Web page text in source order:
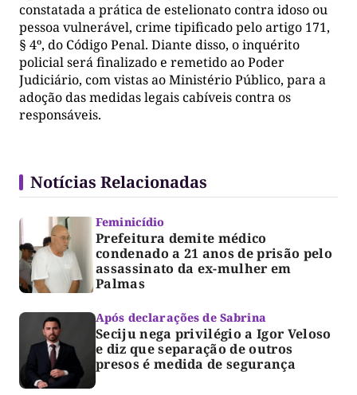
constatada a prática de estelionato contra idoso ou
pessoa vulnerável, crime tipificado pelo artigo 171,
§ 4º, do Código Penal. Diante disso, o inquérito
policial será finalizado e remetido ao Poder
Judiciário, com vistas ao Ministério Público, para a
adoção das medidas legais cabíveis contra os
responsáveis.
Notícias Relacionadas
Feminicídio
Prefeitura demite médico
condenado a 21 anos de prisão pelo
assassinato da ex-mulher em
Palmas
Após declarações de Sabrina
Seciju nega privilégio a Igor Veloso
e diz que separação de outros
presos é medida de segurança